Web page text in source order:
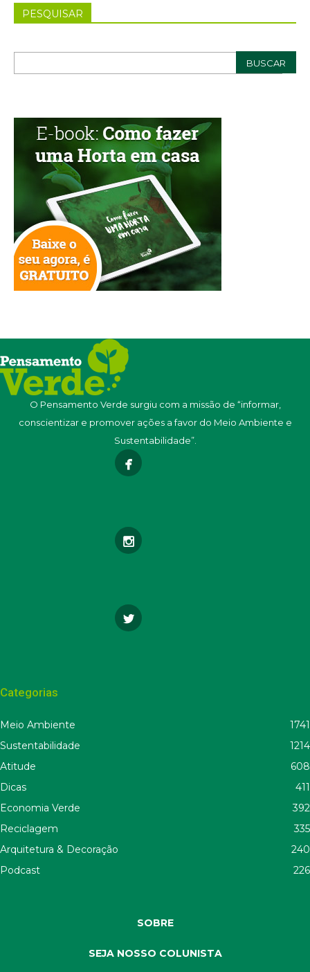
PESQUISAR
O Pensamento Verde surgiu com a missão de “informar,
conscientizar e promover ações a favor do Meio Ambiente e
Sustentabilidade”.
Categorias
Meio Ambiente
1741
Sustentabilidade
1214
Atitude
608
Dicas
411
Economia Verde
392
Reciclagem
335
Arquitetura & Decoração
240
Podcast
226
SOBRE
SEJA NOSSO COLUNISTA